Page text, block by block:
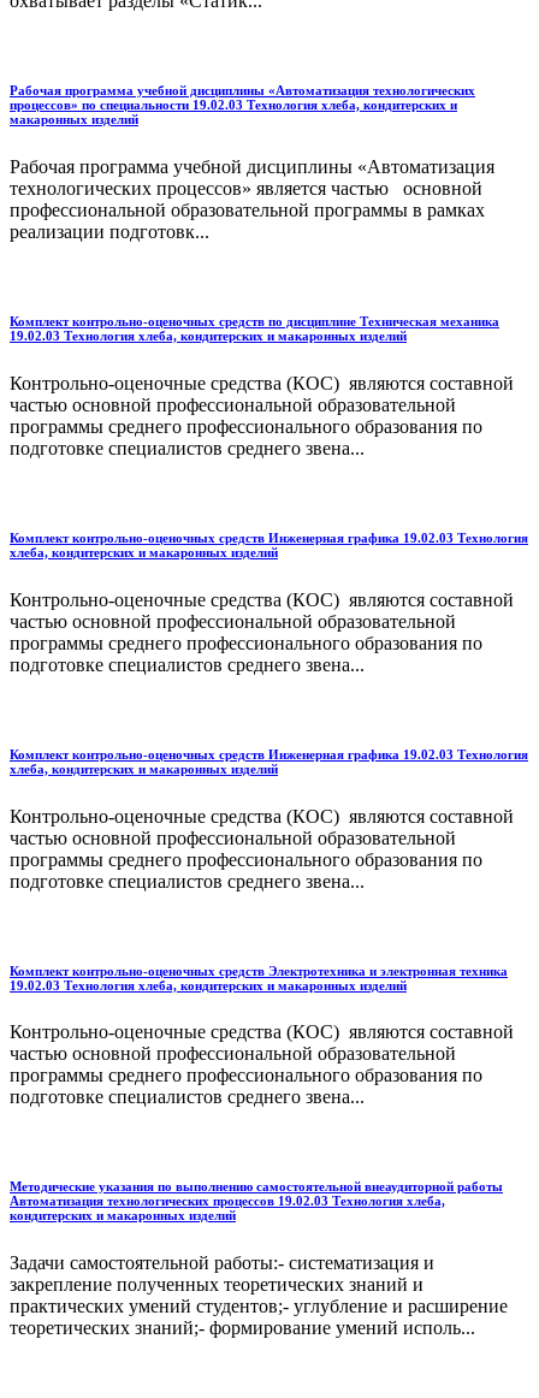
Рабочая программа учебной дисциплины «Автоматизация технологических
процессов» по специальности 19.02.03 Технология хлеба, кондитерских и
макаронных изделий
Рабочая программа учебной дисциплины «Автоматизация
технологических процессов» является частью основной
профессиональной образовательной программы в рамках
реализации подготовк...
Комплект контрольно-оценочных средств по дисциплине Техническая механика
19.02.03 Технология хлеба, кондитерских и макаронных изделий
Контрольно-оценочные средства (КОС) являются составной
частью основной профессиональной образовательной
программы среднего профессионального образования по
подготовке специалистов среднего звена...
Комплект контрольно-оценочных средств Инженерная графика 19.02.03 Технология
хлеба, кондитерских и макаронных изделий
Контрольно-оценочные средства (КОС) являются составной
частью основной профессиональной образовательной
программы среднего профессионального образования по
подготовке специалистов среднего звена...
Комплект контрольно-оценочных средств Инженерная графика 19.02.03 Технология
хлеба, кондитерских и макаронных изделий
Контрольно-оценочные средства (КОС) являются составной
частью основной профессиональной образовательной
программы среднего профессионального образования по
подготовке специалистов среднего звена...
Комплект контрольно-оценочных средств Электротехника и электронная техника
19.02.03 Технология хлеба, кондитерских и макаронных изделий
Контрольно-оценочные средства (КОС) являются составной
частью основной профессиональной образовательной
программы среднего профессионального образования по
подготовке специалистов среднего звена...
Методические указания по выполнению самостоятельной внеаудиторной работы
Автоматизация технологических процессов 19.02.03 Технология хлеба,
кондитерских и макаронных изделий
Задачи самостоятельной работы:- систематизация и
закрепление полученных теоретических знаний и
практических умений студентов;- углубление и расширение
теоретических знаний;- формирование умений исполь...